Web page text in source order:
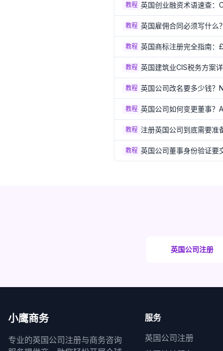
教程 英国创业融资术语速查：
教程 英国雇佣合同必须写什么
教程 英国商标注册完全指南：
教程 英国建筑业CIS税务方案
教程 英国公司改名要多少钱？
教程 英国公司如何变更董事？
教程 注册英国公司到底需要准
教程 英国公司董事身份验证要
英国公司注册
小鹰商务
专业的英国公司注册与商务咨询
服务
英国公司注册